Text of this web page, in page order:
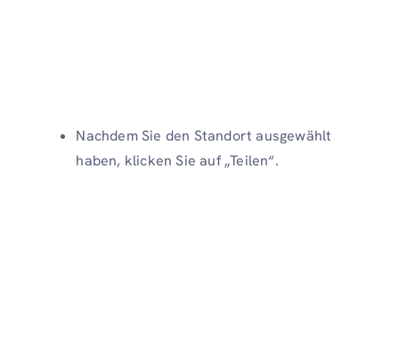
Nachdem Sie den Standort ausgewählt
haben, klicken Sie auf „Teilen“.